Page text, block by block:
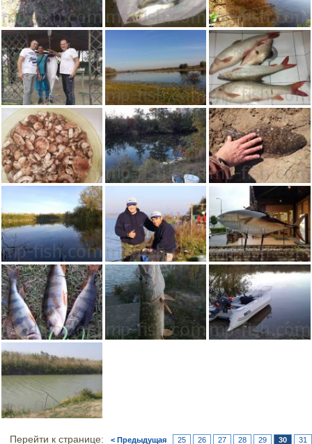
Перейти к странице: < Предыдущая 25 26 27 28 29 30 31